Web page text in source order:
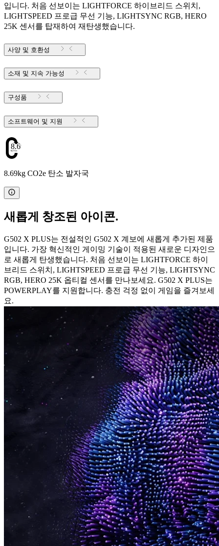
입니다. 처음 선보이는 LIGHTFORCE 하이브리드 스위치,
LIGHTSPEED 프로급 무선 기능, LIGHTSYNC RGB, HERO
25K 센서를 탑재하여 재탄생했습니다.
사양 및 호환성
소재 및 지속 가능성
구성품
소프트웨어 및 지원
8.69
8.69kg CO2e 탄소 발자국
새롭게 창조된 아이콘.
G502 X PLUS는 전설적인 G502 X 계보에 새롭게 추가된 제품
입니다. 가장 혁신적인 게이밍 기술이 적용된 새로운 디자인으
로 새롭게 탄생했습니다. 처음 선보이는 LIGHTFORCE 하이
브리드 스위치, LIGHTSPEED 프로급 무선 기능, LIGHTSYNC
RGB, HERO 25K 옵티컬 센서를 만나보세요. G502 X PLUS는
POWERPLAY를 지원합니다. 충전 걱정 없이 게임을 즐겨보세
요.